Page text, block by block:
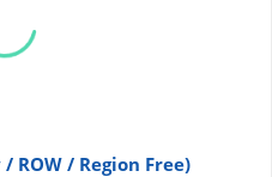
ROW / Region Free)